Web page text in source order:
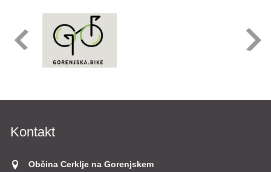
Kontakt
Občina Cerklje na Gorenjskem